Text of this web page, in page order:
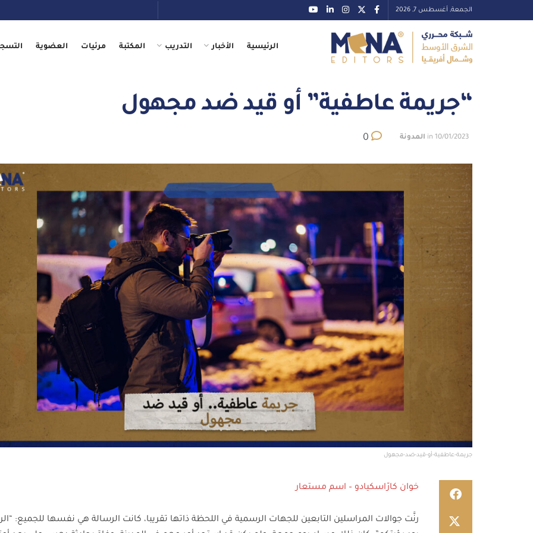
الجمعة, أغسطس 7, 2026
الرئيسية الأخبار التدريب المكتبة مرئيات العضوية
“جريمة عاطفية” أو قيد ضد مجهول
10/01/2023
in المدونة
جريمة-عاطفية-أو-قيد-ضد-مجهول
خوان كارّاسكيادو – اسم مستعار
رنَّت جوالات المراسلين التابعين للجهات الرسمية في اللحظة ذاتها تقريبا، كانت الرسالة هي نفسها للجميع: